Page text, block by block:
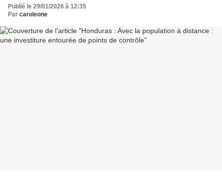
Publié le 29/01/2026 à 12:35
Par caroleone